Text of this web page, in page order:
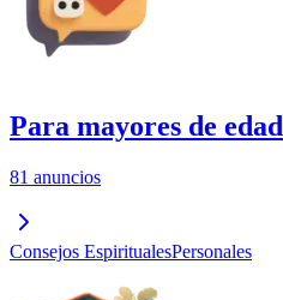
Para mayores de edad
81 anuncios
Consejos EspiritualesPersonales